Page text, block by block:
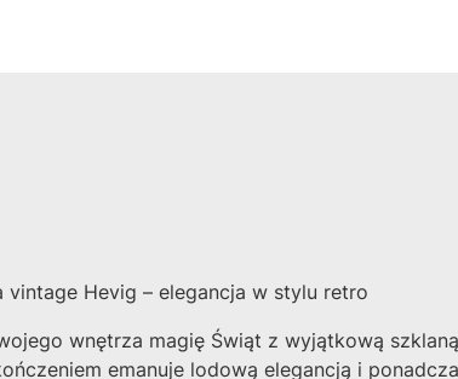
vintage Hevig – elegancja w stylu retro
wnętrza magię Świąt z wyjątkową
emanuje lodową elegancją i